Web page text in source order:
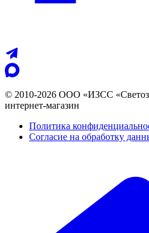
© 2010-2026 ООО «ИЗСС
интернет-магазин
Политика
Согласие на обработку